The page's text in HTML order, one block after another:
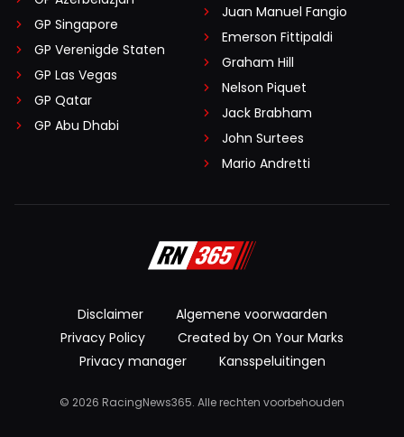
GP Singapore
GP Verenigde Staten
GP Las Vegas
GP Qatar
GP Abu Dhabi
Juan Manuel Fangio
Emerson Fittipaldi
Graham Hill
Nelson Piquet
Jack Brabham
John Surtees
Mario Andretti
Disclaimer
Algemene voorwaarden
Privacy Policy
Created by On Your Marks
Privacy manager
Kansspeluitingen
© 2026 RacingNews365. Alle rechten voorbehouden